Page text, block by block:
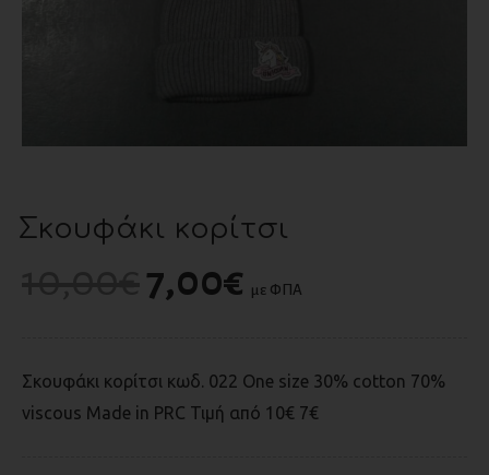
Σκουφάκι κορίτσι
7,00€ με ΦΠΑ
Σκουφάκι κορίτσι κωδ. 022 Οne size 30% cotton 70%
viscous Made in PRC Τιμή από 10€ 7€